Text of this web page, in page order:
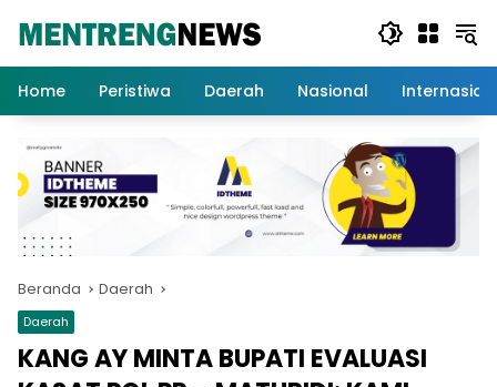
Home
Peristiwa Daerah Nasional
Beranda Daerah
Daerah
KANG AY MINTA BUPATI EVALUASI